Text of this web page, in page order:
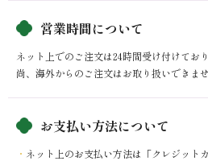
営業時間について
ネット上でのご注文は24時間受け付けており
尚、海外からのご注文はお取り扱いできませ
お支払い方法について
ネット上のお支払い方法は「クレジット